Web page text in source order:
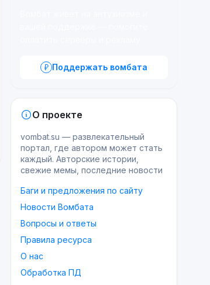
Поддержать вомбата
О проекте
vombat.su — развлекательный
портал, где автором может стать
каждый. Авторские истории,
свежие мемы, последние новости
Баги и предложения по сайту
Новости Вомбата
Вопросы и ответы
Правила ресурса
О нас
Обработка ПД